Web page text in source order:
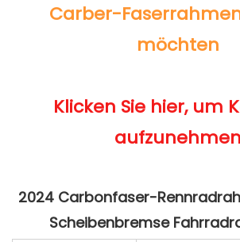
Carber-
Klicken Sie hier, um
2024 Carbonfaser-